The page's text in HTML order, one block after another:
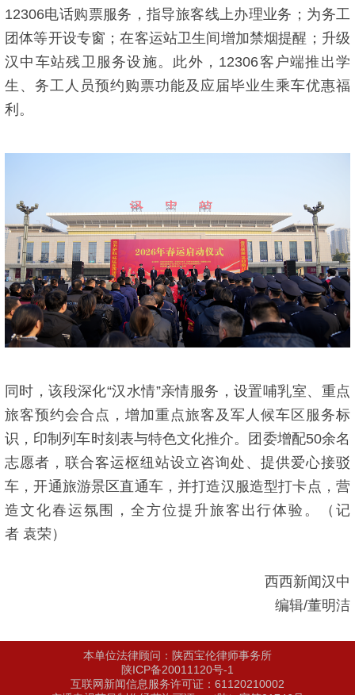
12306电话购票服务，指导旅客线上办理业务；为务工
团体等开设专窗；在客运站卫生间增加禁烟提醒；升级
汉中车站残卫服务设施。此外，12306客户端推出学
生、务工人员预约购票功能及应届毕业生乘车优惠福
利。
同时，该段深化“汉水情”亲情服务，设置哺乳室、重点
旅客预约会合点，增加重点旅客及军人候车区服务标
识，印制列车时刻表与特色文化推介。团委增配50余名
志愿者，联合客运枢纽站设立咨询处、提供爱心接驳
车，开通旅游景区直通车，并打造汉服造型打卡点，营
造文化春运氛围，全方位提升旅客出行体验。（记
者 袁荣）
西西新闻汉中
编辑/董明洁
本单位法律顾问：陕西宝伦律师事务所
陕ICP备20011120号-1
互联网新闻信息服务许可证：61120210002